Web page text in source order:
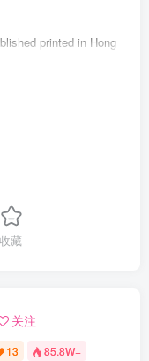
printed in Hong
收藏
关注
13 85.8W+